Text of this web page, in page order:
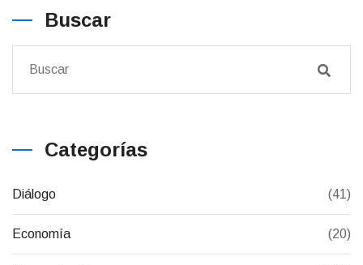
Buscar
Categorías
Diálogo (41)
Economía (20)